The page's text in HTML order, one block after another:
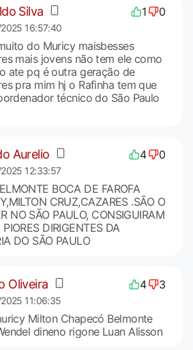
Silva 1 0
16:57:40
do Muricy maisbesses
mais jovens não tem ele como
ate pq é outra geração de
pra mim hj o Rafinha tem que
técnico do São Paulo
Aurelio 4 0
12:33:57
BOCA DE FAROFA
CRUZ,CAZARES .SÃO O
NO SÃO PAULO, CONSIGUIRAM
PIORES DIRIGENTES DA
DO SÃO PAULO
Oliveira 4 3
11:06:35
Milton Chapecó Belmonte
dineno rigone Luan Alisson